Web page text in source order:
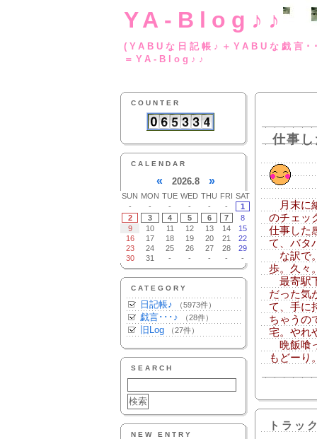
YA-Blog♪♪
(YABUな日記帳♪
＝YA-Blog♪♪
COUNTER
CALENDAR
« 2026.8 »
SUN MON TUE WED THU FRI SAT
-
- - - - -
1
2
3 4 5 6 7
8
9
10 11 12 13 14
15
16
17 18 19 20 21
22
23
24 25 26 27 28
29
30
31 - - - - -
CATEGORY
日記帳♪ （5973件）
戯言･･･♪ （28件）
旧Log （27件）
SEARCH
NEW ENTRY
仕事
月末に
のチェッ
仕事した
て、バタ
な訳で
歩。久々
最寄駅
だった気
て、手に
ちゃうの
宅。やれ
晩飯喰
もどーり
トラッ